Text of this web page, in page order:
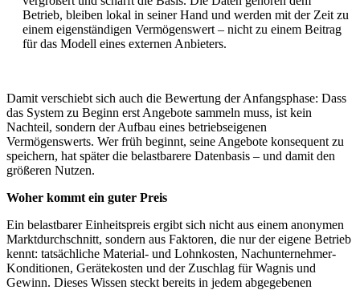
Betrieb, bleiben lokal in seiner Hand und werden mit der Zeit zu
einem eigenständigen Vermögenswert – nicht zu einem Beitrag
für das Modell eines externen Anbieters.
Damit verschiebt sich auch die Bewertung der Anfangsphase: Dass
das System zu Beginn erst Angebote sammeln muss, ist kein
Nachteil, sondern der Aufbau eines betriebseigenen
Vermögenswerts. Wer früh beginnt, seine Angebote konsequent zu
speichern, hat später die belastbarere Datenbasis – und damit den
größeren Nutzen.
Woher kommt ein guter Preis
Ein belastbarer Einheitspreis ergibt sich nicht aus einem anonymen
Marktdurchschnitt, sondern aus Faktoren, die nur der eigene Betrieb
kennt: tatsächliche Material- und Lohnkosten, Nachunternehmer-
Konditionen, Gerätekosten und der Zuschlag für Wagnis und
Gewinn. Dieses Wissen steckt bereits in jedem abgegebenen